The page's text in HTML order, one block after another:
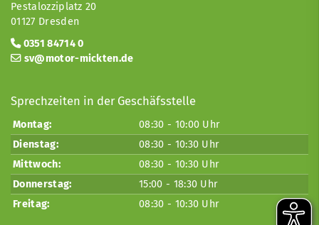
Pestalozziplatz 20
01127 Dresden
0351 84714 0
sv@motor-mickten.de
Sprechzeiten in der Geschäfsstelle
Montag:
08:30 - 10:00 Uhr
Dienstag:
08:30 - 10:30 Uhr
Mittwoch:
08:30 - 10:30 Uhr
Donnerstag:
15:00 - 18:30 Uhr
Freitag:
08:30 - 10:30 Uhr